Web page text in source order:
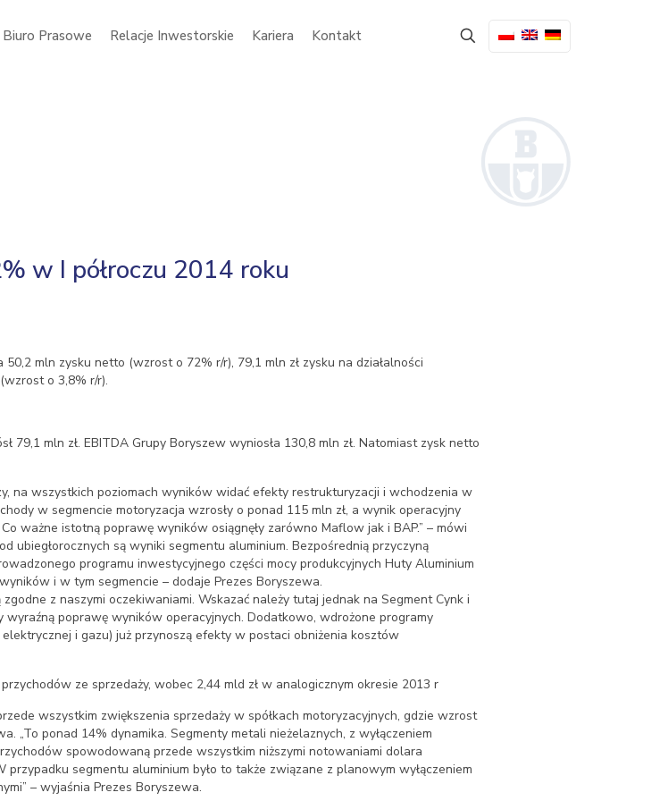
Biuro Prasowe Relacje Inwestorskie Kariera Kontakt
w I półroczu 2014 roku
mln zysku netto (wzrost o 72% r/r), 79,1 mln zł zysku na działalności
o 3,8% r/r).
79,1 mln zł. EBITDA Grupy Boryszew wyniosła 130,8 mln zł. Natomiast zysk netto
na wszystkich poziomach wyników widać efekty restrukturyzacji i wchodzenia w
w segmencie motoryzacja wzrosły o ponad 115 mln zł, a wynik operacyjny
ważne istotną poprawę wyników osiągnęły zarówno Maflow jak i BAP.” – mówi
ubiegłorocznych są wyniki segmentu aluminium. Bezpośrednią przyczyną
programu inwestycyjnego części mocy produkcyjnych Huty Aluminium
i w tym segmencie – dodaje Prezes Boryszewa.
z naszymi oczekiwaniami. Wskazać należy tutaj jednak na Segment Cynk i
wyraźną poprawę wyników operacyjnych. Dodatkowo, wdrożone programy
i gazu) już przynoszą efekty w postaci obniżenia kosztów
ze sprzedaży, wobec 2,44 mld zł w analogicznym okresie 2013 r
wszystkim zwiększenia sprzedaży w spółkach motoryzacyjnych, gdzie wzrost
„To ponad 14% dynamika. Segmenty metali nieżelaznych, z wyłączeniem
spowodowaną przede wszystkim niższymi notowaniami dolara
segmentu aluminium było to także związane z planowym wyłączeniem
– wyjaśnia Prezes Boryszewa.